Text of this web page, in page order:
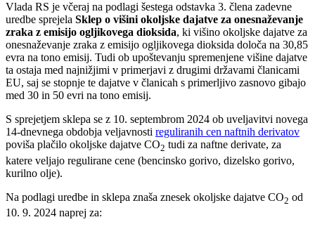
Vlada RS je včeraj na podlagi šestega odstavka 3. člena zadevne
uredbe sprejela Sklep o višini okoljske dajatve za onesnaževanje
zraka z emisijo ogljikovega dioksida, ki višino okoljske dajatve za
onesnaževanje zraka z emisijo ogljikovega dioksida določa na 30,85
evra na tono emisij. Tudi ob upoštevanju spremenjene višine dajatve
ta ostaja med najnižjimi v primerjavi z drugimi državami članicami
EU, saj se stopnje te dajatve v članicah s primerljivo zasnovo gibajo
med 30 in 50 evri na tono emisij.
S sprejetjem sklepa se z 10. septembrom 2024 ob uveljavitvi novega
14-dnevnega obdobja veljavnosti reguliranih cen naftnih derivatov
poviša plačilo okoljske dajatve CO2 tudi za naftne derivate, za
katere veljajo regulirane cene (bencinsko gorivo, dizelsko gorivo,
kurilno olje).
Na podlagi uredbe in sklepa znaša znesek okoljske dajatve CO2 od
10. 9. 2024 naprej za: